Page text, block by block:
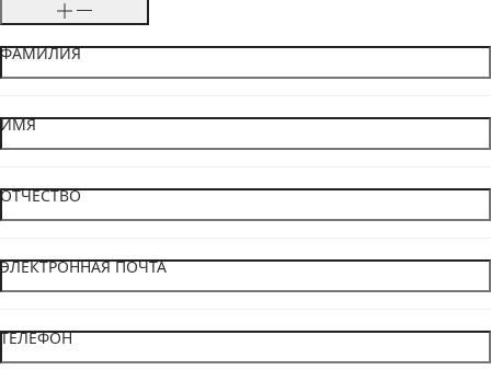
ФАМИЛИЯ
ИМЯ
ОТЧЕСТВО
ЭЛЕКТРОННАЯ ПОЧТА
ТЕЛЕФОН